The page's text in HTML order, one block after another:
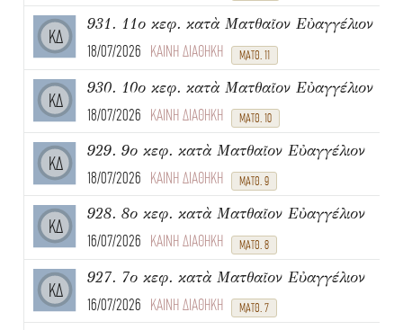
ΚΔ
931. 11ο κεφ. κατὰ Ματθαῖον Εὐαγγέλιον
18/07/2026 ΚΑΙΝΗ ΔΙΑΘΗΚΗ ΜΑΤΘ. 11
ΚΔ
930. 10ο κεφ. κατὰ Ματθαῖον Εὐαγγέλιον
18/07/2026 ΚΑΙΝΗ ΔΙΑΘΗΚΗ ΜΑΤΘ. 10
ΚΔ
929. 9ο κεφ. κατὰ Ματθαῖον Εὐαγγέλιον
18/07/2026 ΚΑΙΝΗ ΔΙΑΘΗΚΗ ΜΑΤΘ. 9
ΚΔ
928. 8ο κεφ. κατὰ Ματθαῖον Εὐαγγέλιον
16/07/2026 ΚΑΙΝΗ ΔΙΑΘΗΚΗ ΜΑΤΘ. 8
ΚΔ
927. 7ο κεφ. κατὰ Ματθαῖον Εὐαγγέλιον
16/07/2026 ΚΑΙΝΗ ΔΙΑΘΗΚΗ ΜΑΤΘ. 7